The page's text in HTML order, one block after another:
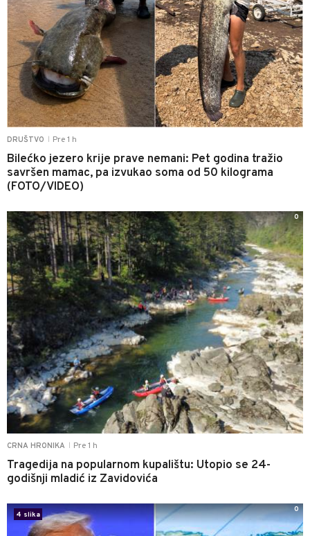
DRUŠTVO Pre 1 h
Bilećko jezero krije prave nemani: Pet godina tražio
savršen mamac, pa izvukao soma od 50 kilograma
(FOTO/VIDEO)
CRNA HRONIKA Pre 1 h
Tragedija na popularnom kupalištu: Utopio se 24-
godišnji mladić iz Zavidovića
0
4 slika
0